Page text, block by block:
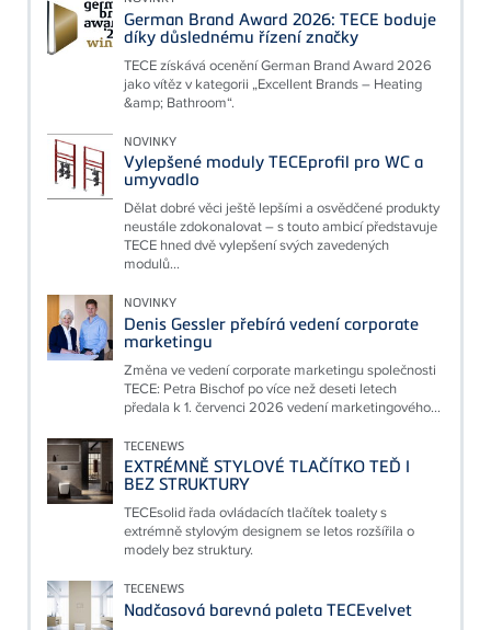
German Brand Award 2026: TECE boduje
díky důslednému řízení značky
TECE získává ocenění German Brand Award 2026
jako vítěz v kategorii „Excellent Brands – Heating
&amp; Bathroom“.
NOVINKY
Vylepšené moduly TECEprofil pro WC a
umyvadlo
Dělat dobré věci ještě lepšími a osvědčené produkty
neustále zdokonalovat – s touto ambicí představuje
TECE hned dvě vylepšení svých zavedených
modulů...
NOVINKY
Denis Gessler přebírá vedení corporate
marketingu
Změna ve vedení corporate marketingu společnosti
TECE: Petra Bischof po více než deseti letech
předala k 1. červenci 2026 vedení marketingového...
TECENEWS
EXTRÉMNĚ STYLOVÉ TLAČÍTKO TEĎ I
BEZ STRUKTURY
TECEsolid řada ovládacích tlačítek toalety s
extrémně stylovým designem se letos rozšířila o
modely bez struktury.
TECENEWS
Nadčasová barevná paleta TECEvelvet